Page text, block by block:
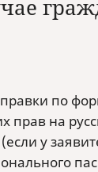
по
прав на
у